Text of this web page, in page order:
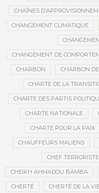
CHAÎNES
CHANGEMENT CLIMATIQUE
CHANGEMENT DE
CHARBON CHARBON
CHARTE DE LA
CHARTE DES PARTIS
CHARTE NATIONALE
CHARTE POUR LA PAIX
CHAUFFEURS MALIENS
CHEF TERRORISTE
CHEIKH AHMADOU BAMBA
CHERTÉ CHERTÉ DE LA